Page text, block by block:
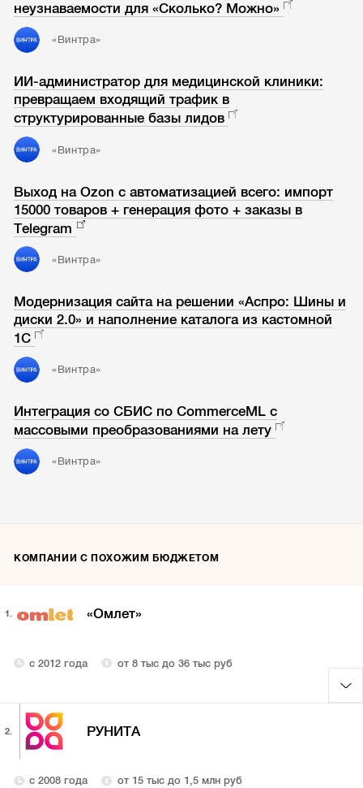
неузнаваемости для «Сколько? Можно»
«Винтра»
ИИ-администратор для медицинской клиники:
превращаем входящий трафик в
структурированные базы лидов
«Винтра»
Выход на Ozon с автоматизацией всего: импорт
15000 товаров + генерация фото + заказы в
Telegram
«Винтра»
Модернизация сайта на решении «Аспро: Шины и
диски 2.0» и наполнение каталога из кастомной
1С
«Винтра»
Интеграция со СБИС по CommerceML с
массовыми преобразованиями на лету
«Винтра»
КОМПАНИИ С ПОХОЖИМ БЮДЖЕТОМ
1. «Омлет»
с 2012 года от 8 тыс до 36 тыс руб
2. РУНИТА
с 2008 года
от 15 тыс до 1,5 млн руб